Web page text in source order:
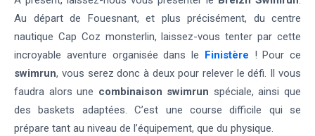
Au départ de Fouesnant, et plus précisément, du centre
nautique Cap Coz monsterlin, laissez-vous tenter par cette
incroyable aventure organisée dans le Finistère ! Pour ce
swimrun, vous serez donc à deux pour relever le défi. Il vous
faudra alors une combinaison swimrun spéciale, ainsi que
des baskets adaptées. C’est une course difficile qui se
prépare tant au niveau de l’équipement, que du physique.